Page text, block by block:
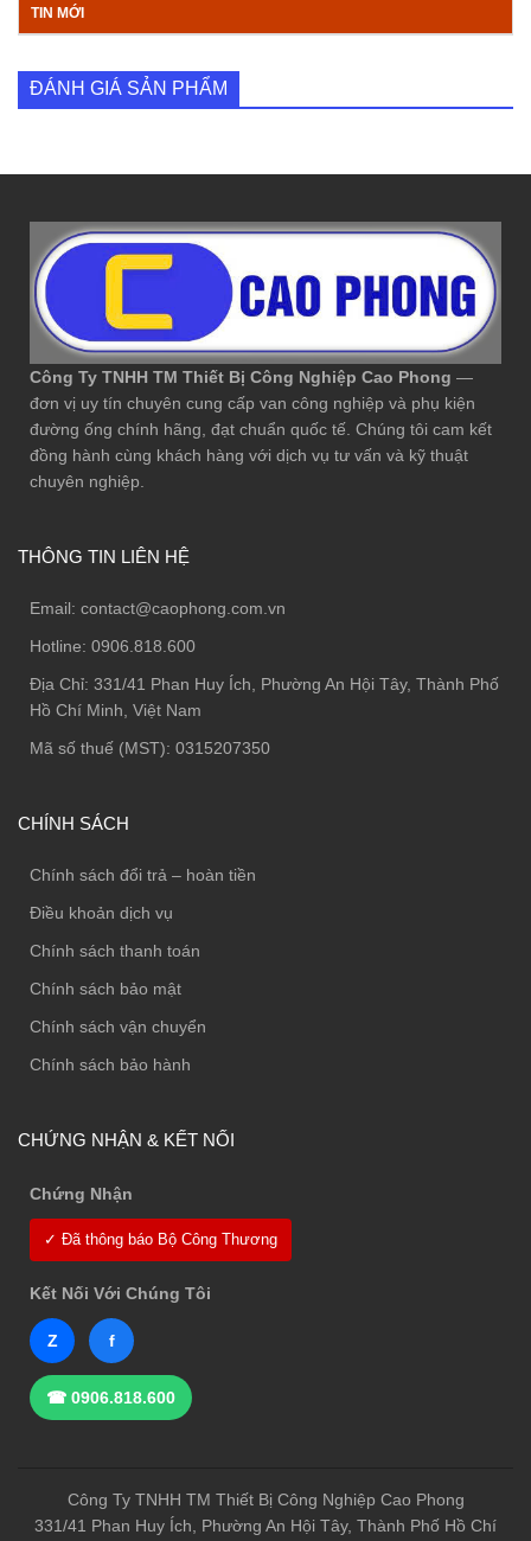
TIN MỚI
ĐÁNH GIÁ SẢN PHẨM
Công Ty TNHH TM Thiết Bị Công Nghiệp Cao Phong —
đơn vị uy tín chuyên cung cấp van công nghiệp và phụ kiện
đường ống chính hãng, đạt chuẩn quốc tế. Chúng tôi cam kết
đồng hành cùng khách hàng với dịch vụ tư vấn và kỹ thuật
chuyên nghiệp.
THÔNG TIN LIÊN HỆ
Email: contact@caophong.com.vn
Hotline: 0906.818.600
Địa Chỉ: 331/41 Phan Huy Ích, Phường An Hội Tây, Thành Phố
Hồ Chí Minh, Việt Nam
Mã số thuế (MST): 0315207350
CHÍNH SÁCH
Chính sách đổi trả – hoàn tiền
Điều khoản dịch vụ
Chính sách thanh toán
Chính sách bảo mật
Chính sách vận chuyển
Chính sách bảo hành
CHỨNG NHẬN & KẾT NỐI
Chứng Nhận
✓ Đã thông báo Bộ Công Thương
Kết Nối Với Chúng Tôi
Z f
☎ 0906.818.600
Công Ty TNHH TM Thiết Bị Công Nghiệp Cao Phong
331/41 Phan Huy Ích, Phường An Hội Tây, Thành Phố Hồ Chí